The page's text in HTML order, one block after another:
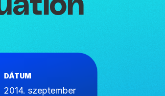
DÁTUM
2014. szeptember